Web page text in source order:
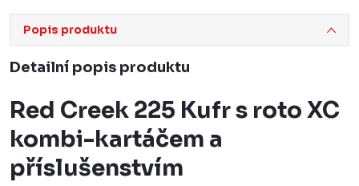
Popis produktu
Detailní popis produktu
Red Creek 225 Kufr s roto XC
kombi-kartáčem a
příslušenstvím